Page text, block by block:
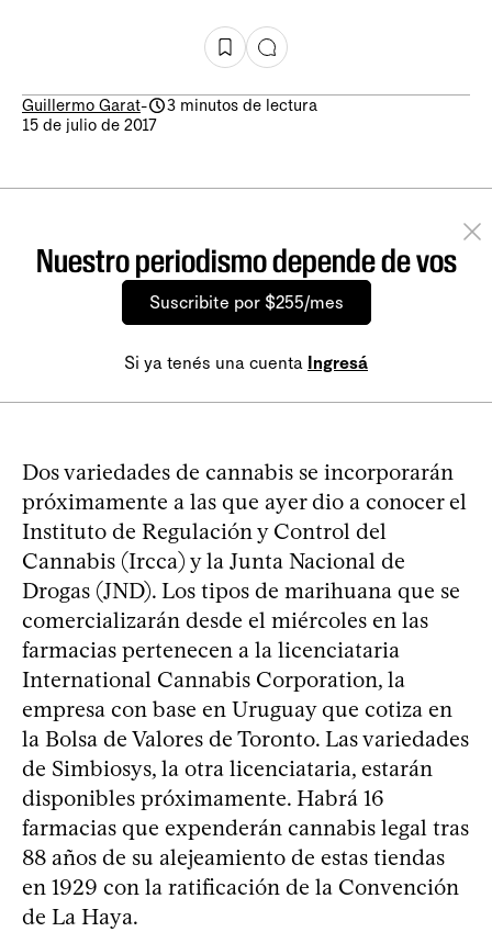
Guillermo Garat-
3 minutos de lectura
15 de julio de 2017
Nuestro periodismo depende de vos
Suscribite por $255/mes
Si ya tenés una cuenta Ingresá
Dos variedades de cannabis se incorporarán
próximamente a las que ayer dio a conocer el
Instituto de Regulación y Control del
Cannabis (Ircca) y la Junta Nacional de
Drogas (JND). Los tipos de marihuana que se
comercializarán desde el miércoles en las
farmacias pertenecen a la licenciataria
International Cannabis Corporation, la
empresa con base en Uruguay que cotiza en
la Bolsa de Valores de Toronto. Las variedades
de Simbiosys, la otra licenciataria, estarán
disponibles próximamente. Habrá 16
farmacias que expenderán cannabis legal tras
88 años de su alejeamiento de estas tiendas
en 1929 con la ratificación de la Convención
de La Haya.